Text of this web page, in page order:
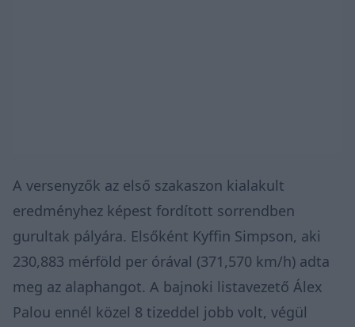
A versenyzők az első szakaszon kialakult
eredményhez képest fordított sorrendben
gurultak pályára. Elsőként Kyffin Simpson, aki
230,883 mérföld per órával (371,570 km/h) adta
meg az alaphangot. A bajnoki listavezető Álex
Palou ennél közel 8 tizeddel jobb volt, végül